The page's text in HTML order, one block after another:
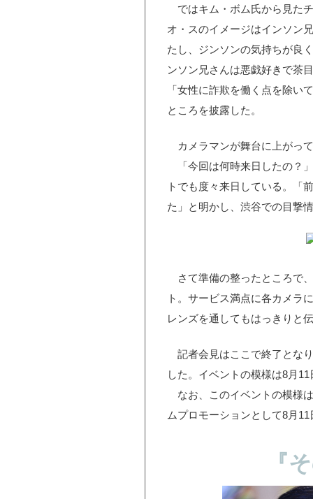
ではキム・ボム氏から見た
オ・スのイメージはインソン
たし、ジンソンの気持ちが良
ンソン兄さんは悪戯好きで茶
「女性に詐欺を働く点を除い
ところを披露した。
カメラマンが舞台に上がっ
「今回は何時来日したの？
トでも度々来日している。「
た」と明かし、渋谷での目撃
さて準備の整ったところで
ト。サービス満点に各カメラ
レンズを通してもはっきりと
記者会見はここで終了とな
した。イベントの模様は8月
なお、このイベントの模様
ムプロモーションとして8月
『